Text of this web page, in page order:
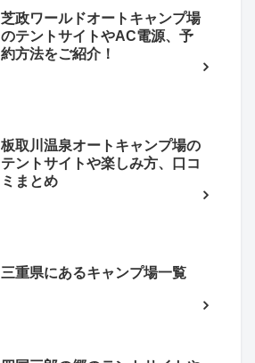
芝政ワールドオートキャンプ場
のテントサイトやAC電源、予
約方法をご紹介！
板取川温泉オートキャンプ場の
テントサイトや楽しみ方、口コ
ミまとめ
三重県にあるキャンプ場一覧